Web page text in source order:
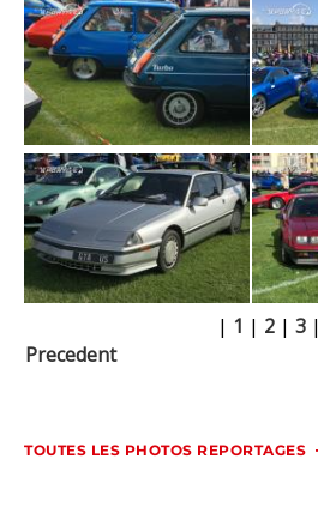
| 1 | 2| 3|
Precedent
TOUTES LES PHOTOS REPORTAGES